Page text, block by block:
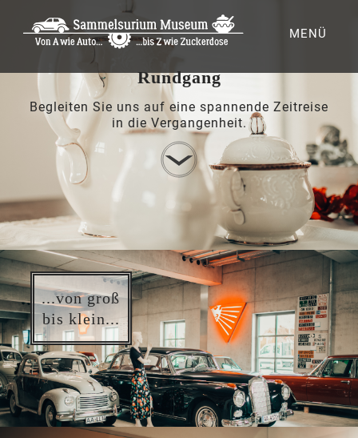
MENÜ
Rundgang
Begleiten Sie uns auf eine spannende Zeitreise
in die Vergangenheit.
...von groß
bis klein...